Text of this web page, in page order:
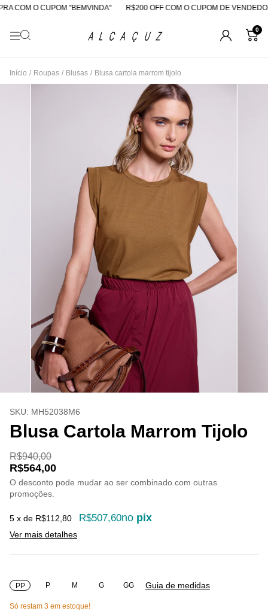
COM O CUPOM "BEMVINDA" R$200 OFF COM O CUPOM DE
0
Início / Roupas / Blusas / Blusa cartola marrom tijolo
SKU: MH52038M6
Blusa Cartola Marrom Tijolo
R$940,00
R$564,00
O desconto pode mudar ao ser combinado com outras
promoções.
5 x de R$112,80 R$507,60no pix
Ver mais detalhes
PP P M G GG Guia de medidas
Só restam 3 em estoque!